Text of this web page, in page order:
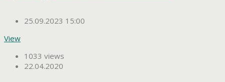
25.09.2023 15:00
View
1033 views
22.04.2020